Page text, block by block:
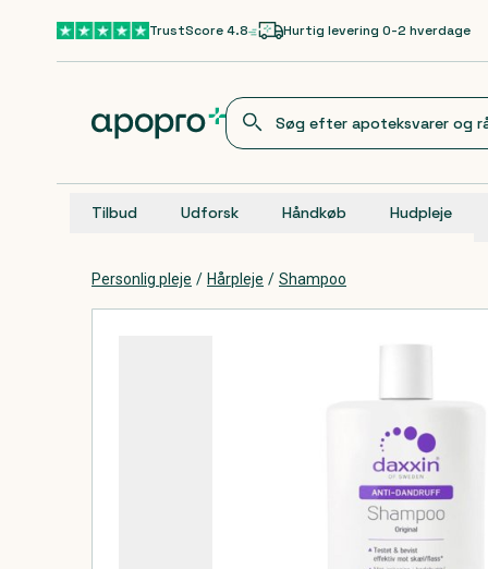
Gå til hovedindholdTrustScore 4.8 Hurtig levering 0-2 hverdage
Tilbud Udforsk Håndkøb Hudpleje
Personlig pleje / Hårpleje / Shampoo